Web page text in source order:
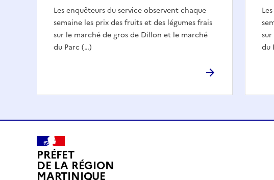
Les enquêteurs du service observent chaque
semaine les prix des fruits et des légumes frais
sur le marché de gros de Dillon et le marché
du Parc (…)
du
PRÉFET
DE LA RÉGION
MARTINIQUE